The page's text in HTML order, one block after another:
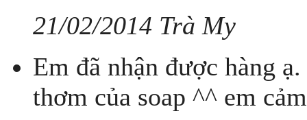
21/02/2014 Trà My
Em đã nhận được hàng
thơm của soap ^^ em